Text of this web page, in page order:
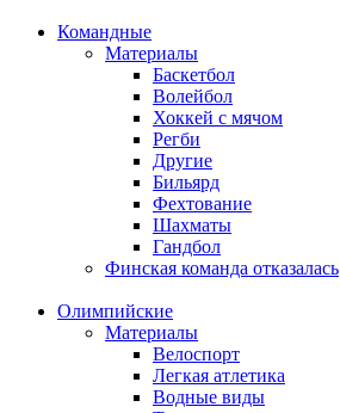
Командные
Материалы
Баскетбол
Волейбол
Хоккей с мячом
Регби
Другие
Бильярд
Фехтование
Шахматы
Гандбол
Финская команда отказалась
Олимпийские
Материалы
Велоспорт
Легкая атлетика
Водные виды